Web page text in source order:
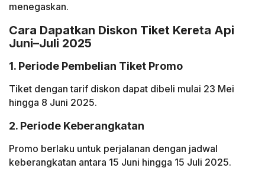
menegaskan.
Cara Dapatkan Diskon Tiket Kereta Api
Juni–Juli 2025
1. Periode Pembelian Tiket Promo
Tiket dengan tarif diskon dapat dibeli mulai 23 Mei
hingga 8 Juni 2025.
2. Periode Keberangkatan
Promo berlaku untuk perjalanan dengan jadwal
keberangkatan antara 15 Juni hingga 15 Juli 2025.